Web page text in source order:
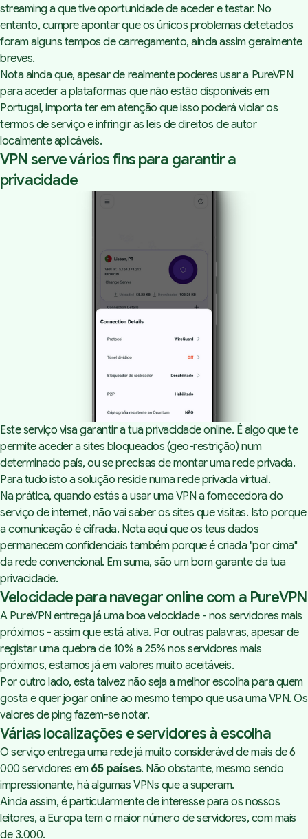
streaminga que tive oportunidade de aceder e testar. No
entanto, cumpre apontar que os únicos problemas detetados
foram alguns tempos de carregamento, ainda assim geralmente
breves.
Nota ainda que, apesar de realmente poderes usar a PureVPN
para aceder a plataformas que não estão disponíveis em
Portugal, importa ter em atenção que isso poderá violar os
termos de serviço e infringir as leis de direitos de autor
localmente aplicáveis.
VPN serve vários fins para garantir a
privacidade
Este serviço visa garantir a tua privacidade online. É algo que te
permite aceder a sites bloqueados (geo-restrição) num
determinado país, ou se precisas de montar uma rede privada.
Para tudo isto a solução reside numa rede privada virtual.
Na prática, quando estás a usar uma VPN a fornecedora do
serviço de internet, não vai saber os sites que visitas. Isto porque
a comunicação é cifrada. Nota aqui que os teus dados
permanecem confidenciais também porque é criada "por cima"
da rede convencional. Em suma, são um bom garante da tua
privacidade.
Velocidade para navegar online com a PureVPN
A PureVPNentrega já uma boa velocidade - nos servidores mais
próximos - assim que está ativa. Por outras palavras, apesar de
registar uma quebra de 10% a 25% nos servidores mais
próximos, estamos já em valores muito aceitáveis.
Por outro lado, esta talvez não seja a melhor escolha para quem
gosta e quer jogar online ao mesmo tempo que usa uma VPN. Os
valores depingfazem-se notar.
Várias localizações e servidores à escolha
O serviço entrega uma rede já muito considerável de mais de 6
000 servidores em 65 países. Não obstante, mesmo sendo
impressionante, há algumas VPNs que a superam.
Ainda assim, é particularmente de interesse para os nossos
leitores, a Europa tem o maior número de servidores, com mais
de 3.000.